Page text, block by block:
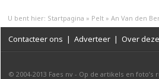
U bent hier: Startpagina » Pelt » An Van den
Contacteer ons | Adverteer | Over
© 2004-2013 Faes nv - Op de artikels en foto’s